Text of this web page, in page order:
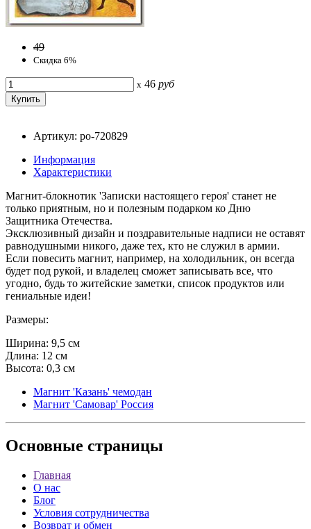
49
Скидка 6%
x 46 руб
Артикул: po-720829
Информация
Характеристики
Магнит-блокнотик 'Записки настоящего героя' станет не
только приятным, но и полезным подарком ко Дню
Защитника Отечества.
Эксклюзивный дизайн и поздравительные надписи не оставят
равнодушными никого, даже тех, кто не служил в армии.
Если повесить магнит, например, на холодильник, он всегда
будет под рукой, и владелец сможет записывать все, что
угодно, будь то житейские заметки, список продуктов или
гениальные идеи!
Размеры:
Ширина: 9,5 см
Длина: 12 см
Высота: 0,3 см
Магнит 'Казань' чемодан
Магнит 'Самовар' Россия
Основные страницы
Главная
О нас
Блог
Условия сотрудничества
Возврат и обмен